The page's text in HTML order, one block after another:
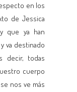
en los
de Jessica
que ya han
va destinado
decir, todas
cuerpo
nos ve más